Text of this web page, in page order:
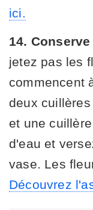
ici.
14.
jetez pas les
commencent
deux
et une
d'eau et
vase. Les
Découvrez